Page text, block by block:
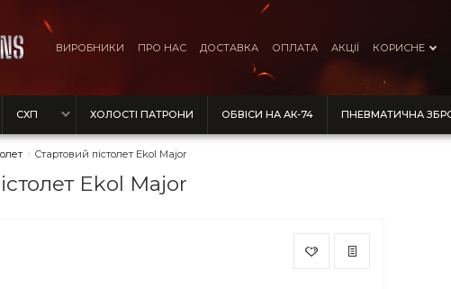
ВИРОБНИКИ ПРО НАС ДОСТАВКА ОПЛАТА АКЦІЇ КОРИСНЕ
СХП ХОЛОСТІ ПАТРОНИ ОБВІСИ НА АК-74 ПНЕВМАТИЧНА
Стартовий пістолет Ekol Major
Ekol Major